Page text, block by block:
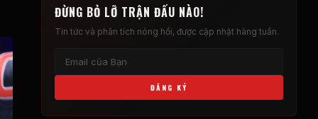
ĐỪNG BỎ LỠ TRẬN ĐẤU NÀO!
Tin tức và phân tích nóng hổi, ​​được cập nhật hàng tuần.
ĐĂNG KÝ